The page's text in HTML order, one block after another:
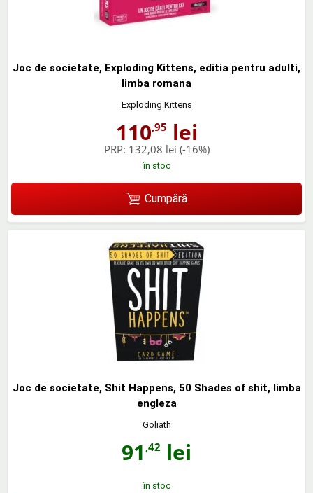
Joc de societate, Exploding Kittens, editia pentru adulti,
limba romana
Exploding Kittens
110,95 lei
PRP: 132,08 lei (-16%)
în stoc
Cumpără
Joc de societate, Shit Happens, 50 Shades of shit, limba
engleza
Goliath
91 ,42 lei
în stoc